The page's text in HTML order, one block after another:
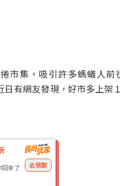
市集，吸引許多螞蟻人
有網友發現，好市多上架
回來了
去領取